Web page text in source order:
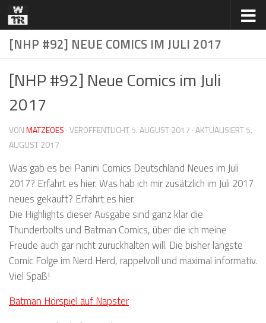
Zum Inhalt springen
[NHP #92] NEUE COMICS IM JULI 2017
[NHP #92] Neue Comics im Juli
2017
VONMATZEOES · VERÖFFENTLICHT5. AUGUST 2017 · AKTUALISIERT5.
AUGUST 2017
Was gab es bei Panini Comics Deutschland Neues im Juli
2017? Erfahrt es hier. Was hab ich mir zusätzlich im Juli 2017
neues gekauft? Erfahrt es hier.
Die Highlights dieser Ausgabe sind ganz klar die
Thunderbolts und Batman Comics, über die ich meine
Freude auch gar nicht zurückhalten will. Die bisher längste
Comic Folge im Nerd Herd, rappelvoll und maximal informativ.
Viel Spaß!
Batman Hörspiel auf Napster